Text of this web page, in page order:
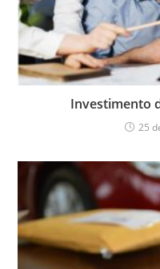
Investimento
25